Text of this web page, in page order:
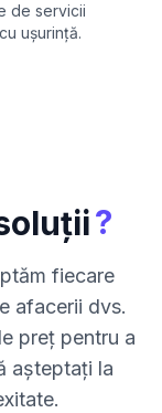
de servicii
ușurință.
?
fiecare
afacerii dvs.
preț pentru a
așteptați la